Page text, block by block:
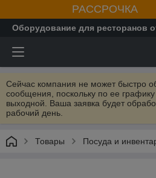
РАССРОЧКА
Оборудование для ресторанов
Сейчас компания не может быстро
сообщения, поскольку по ее
выходной. Ваша заявка будет
рабочий день.
Товары Посуда и